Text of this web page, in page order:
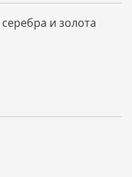
просто
и беречь от
красотой и
и золота